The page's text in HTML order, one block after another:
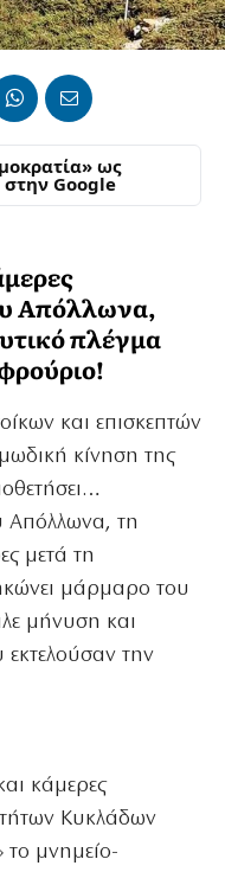
ως
Google
Απόλλωνα,
πλέγμα
και επισκεπτών
κίνηση της
Απόλλωνα, τη
μετά τη
μάρμαρο του
μήνυση και
την
κάμερες
Κυκλάδων
το μνημείο-